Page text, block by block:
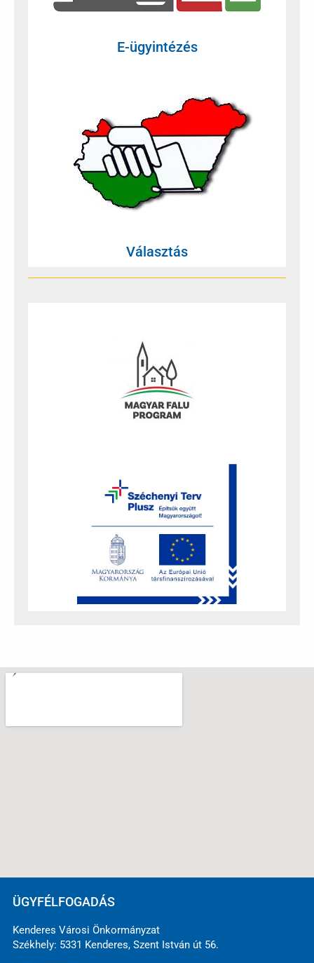
E-ügyintézés
Választás
ÜGYFÉLFOGADÁS
Kenderes Városi Önkormányzat
Székhely: 5331 Kenderes, Szent István út 56.